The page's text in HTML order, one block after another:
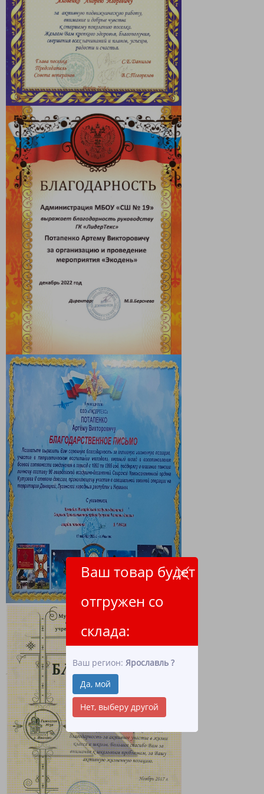
Ваш товар будет
отгружен со
склада:
Ваш регион: Ярославль ?
Да, мой
Нет, выберу другой